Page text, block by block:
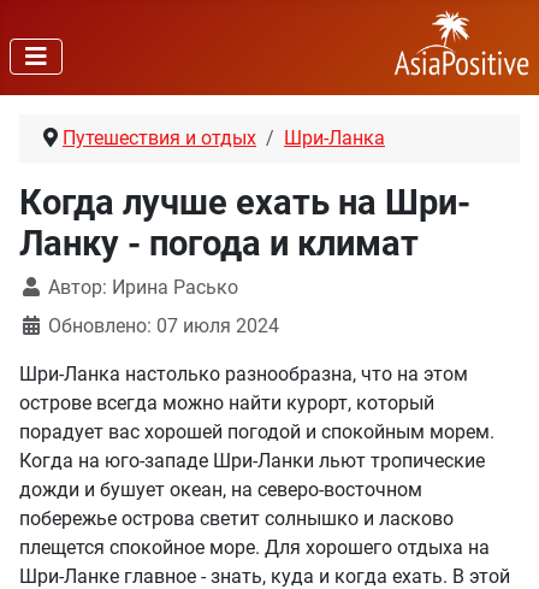
Путешествия и отдых Шри-Ланка
Когда лучше ехать на Шри-
Ланку - погода и климат
Автор: Ирина Расько
Обновлено: 07 июля 2024
Шри-Ланка настолько разнообразна, что на этом
острове всегда можно найти курорт, который
порадует вас хорошей погодой и спокойным морем.
Когда на юго-западе Шри-Ланки льют тропические
дожди и бушует океан, на северо-восточном
побережье острова светит солнышко и ласково
плещется спокойное море. Для хорошего отдыха на
Шри-Ланке главное - знать, куда и когда ехать. В этой